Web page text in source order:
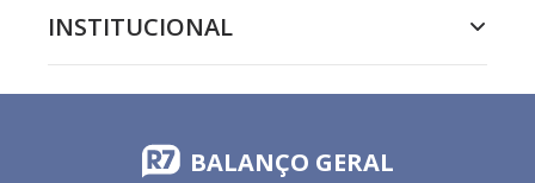
INSTITUCIONAL
BALANÇO GERAL